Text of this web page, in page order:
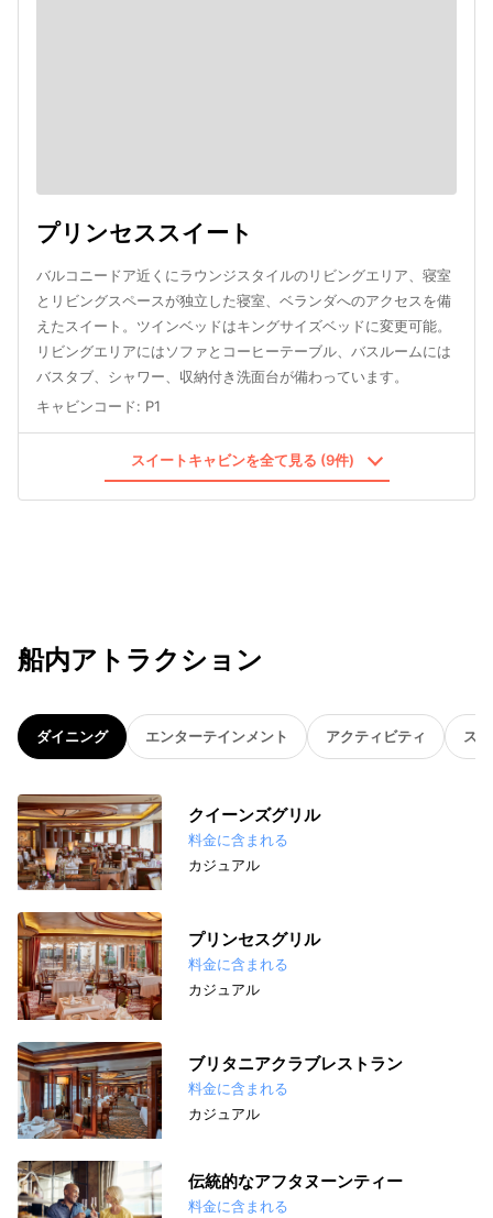
プリンセススイート
バルコニードア近くにラウンジスタイルのリビングエリア、寝室
とリビングスペースが独立した寝室、ベランダへのアクセスを備
えたスイート。ツインベッドはキングサイズベッドに変更可能。
リビングエリアにはソファとコーヒーテーブル、バスルームには
バスタブ、シャワー、収納付き洗面台が備わっています。
キャビンコード: P1
スイートキャビンを全て見る (9件)
船内アトラクション
ダイニング エンターテインメント アクティビティ ス
クイーンズグリル
料金に含まれる
カジュアル
プリンセスグリル
料金に含まれる
カジュアル
ブリタニアクラブレストラン
料金に含まれる
カジュアル
伝統的なアフタヌーンティー
料金に含まれる